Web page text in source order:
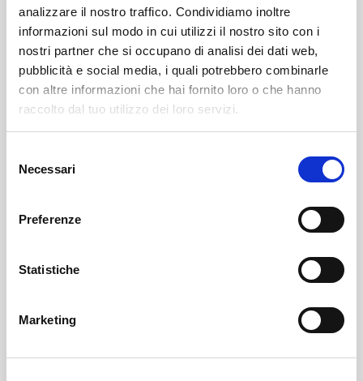
analizzare il nostro traffico. Condividiamo inoltre
informazioni sul modo in cui utilizzi il nostro sito con i
nostri partner che si occupano di analisi dei dati web,
pubblicità e social media, i quali potrebbero combinarle
con altre informazioni che hai fornito loro o che hanno
raccolto dal tuo utilizzo dei loro servizi.
delNecessari
Preferenze
Statistiche
Marketing
Sondrio